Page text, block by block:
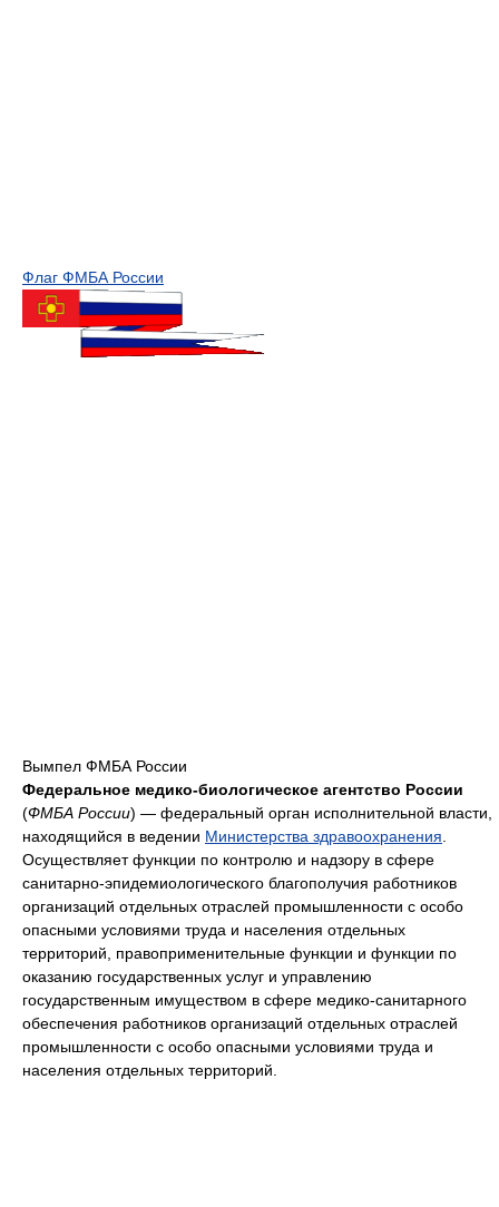
Флаг ФМБА России
Вымпел ФМБА России
Федеральное медико-биологическое агентство России
(ФМБА России) — федеральный орган исполнительной власти,
находящийся в ведении Министерства здравоохранения
Осуществляет функции по контролю и надзору в сфере
санитарно-эпидемиологического благополучия работников
организаций отдельных отраслей промышленности с особо
опасными условиями труда и населения отдельных
территорий, правоприменительные функции и функции по
оказанию государственных услуг и управлению
государственным имуществом в сфере медико-санитарного
обеспечения работников организаций отдельных отраслей
промышленности с особо опасными условиями труда и
населения отдельных территорий.